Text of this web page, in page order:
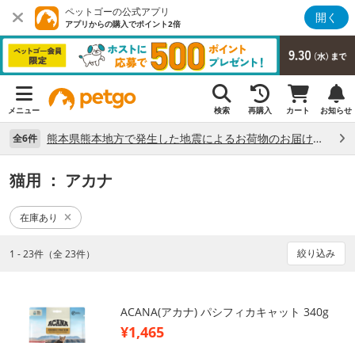
ペットゴーの公式アプリ
アプリからの購入でポイント2倍 開く
メニュー 検索 再購入 カート お知らせ
全6件 熊本県熊本地方で発生した地震によるお荷物のお届け状況について （7/28）
猫用 ： アカナ
在庫あり
1 - 23件（全 23件） 絞り込み
ACANA(アカナ) パシフィカキャット 340g
¥1,465